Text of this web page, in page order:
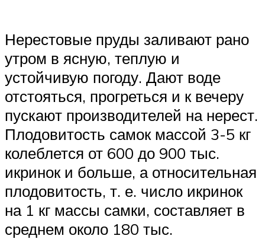
Нерестовые пруды заливают рано
утром в ясную, теплую и
устойчивую погоду. Дают воде
отстояться, прогреться и к вечеру
пускают производителей на нерест.
Плодовитость самок массой 3-5 кг
колеблется от 600 до 900 тыс.
икринок и больше, а относительная
плодовитость, т. е. число икринок
на 1 кг массы самки, составляет в
среднем около 180 тыс.